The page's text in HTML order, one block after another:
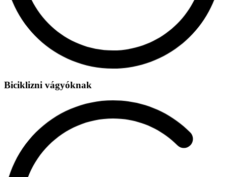
Biciklizni vágyóknak